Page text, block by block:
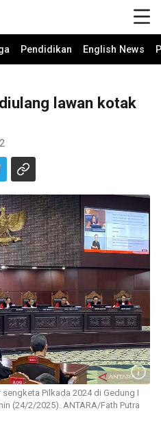
Pendidikan English News
lawan kotak
Pilkada 2024 di Gedung I
(24/2/2025). ANTARA/Fath Putra